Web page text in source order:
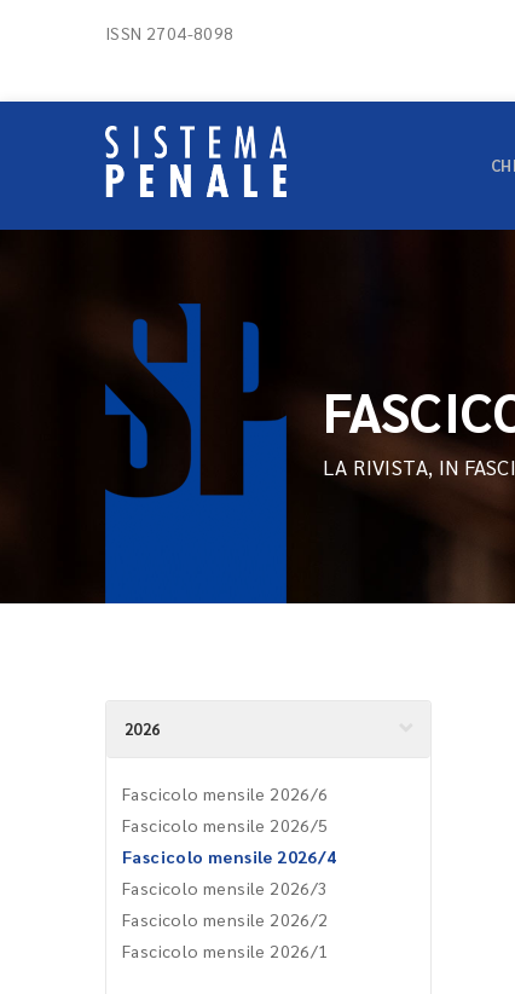
ISSN 2704-8098
LA RIVISTA, IN
2026
Fascicolo mensile 2026/6
Fascicolo mensile 2026/5
Fascicolo mensile 2026/4
Fascicolo mensile 2026/3
Fascicolo mensile 2026/2
Fascicolo mensile 2026/1